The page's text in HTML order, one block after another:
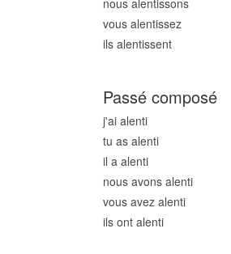
nous alentissons
vous alentissez
ils alentissent
Passé composé
j'ai alenti
tu as alenti
il a alenti
nous avons alenti
vous avez alenti
ils ont alenti